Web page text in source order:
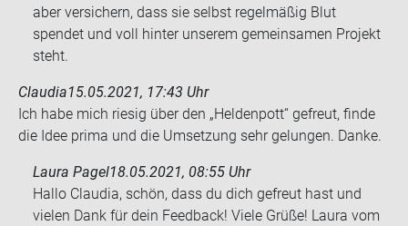
aber versichern, dass sie selbst regelmäßig Blut
spendet und voll hinter unserem gemeinsamen Projekt
steht.
Claudia15.05.2021, 17:43 Uhr
Ich habe mich rie­sig über den „Hel­den­pott“ ge­freut, finde
die Idee prima und die Um­set­zung sehr ge­lun­gen. Danke.
Laura Pagel18.05.2021, 08:55 Uhr
Hallo Claudia, schön, dass du dich gefreut hast und
vielen Dank für dein Feedback! Viele Grüße! Laura vom